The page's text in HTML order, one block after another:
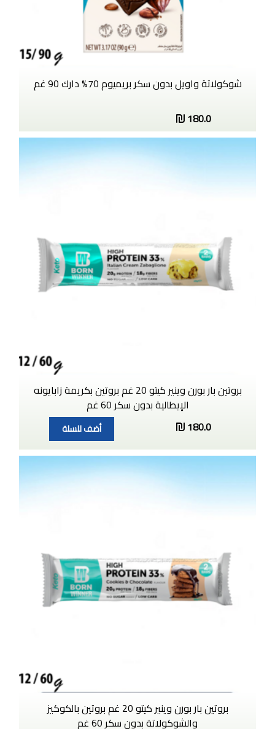
شوكولاتة واويل بدون سكر بريميوم 70% دارك 90 غم
180.0
بروتين بار بورن وينير كيتو 20 غم بروتين بكريمة زابايونه
الإيطالية بدون سكر 60 غم
180.0
أضف للسلة
بروتين بار بورن وينير كيتو 20 غم بروتين بالكوكيز
والشوكولاتة بدون سكر 60 غم